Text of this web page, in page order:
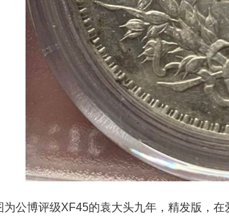
博评级XF45的袁大头九年，精发版，在